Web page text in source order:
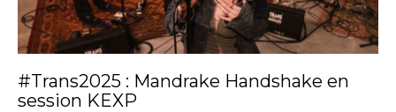
#Trans2025 : Mandrake Handshake en
session KEXP